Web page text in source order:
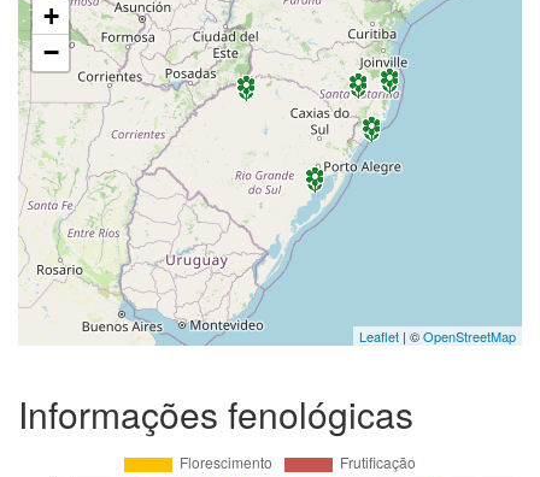
+
−
Leaflet | ©OpenStreetMap
Informações fenológicas